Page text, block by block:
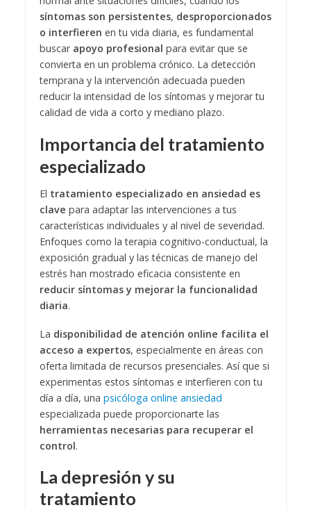
síntomas son persistentes, desproporcionados
o interfieren en tu vida diaria, es fundamental
buscar apoyo profesional para evitar que se
convierta en un problema crónico. La detección
temprana y la intervención adecuada pueden
reducir la intensidad de los síntomas y mejorar tu
calidad de vida a corto y mediano plazo.
Importancia del tratamiento
especializado
El tratamiento especializado en ansiedad es
clave para adaptar las intervenciones a tus
características individuales y al nivel de severidad.
Enfoques como la terapia cognitivo-conductual, la
exposición gradual y las técnicas de manejo del
estrés han mostrado eficacia consistente en
reducir síntomas y mejorar la funcionalidad
diaria.
La disponibilidad de atención online facilita el
acceso a expertos, especialmente en áreas con
oferta limitada de recursos presenciales. Así que si
experimentas estos síntomas e interfieren con tu
día a día, una psicóloga online ansiedad
especializada puede proporcionarte las
herramientas necesarias para recuperar el
control.
La depresión y su
tratamiento